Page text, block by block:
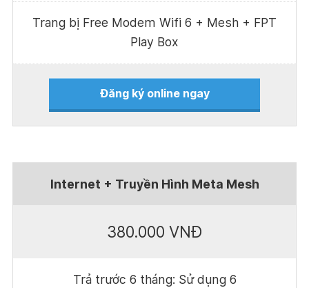
Trang bị Free Modem Wifi 6 + Mesh + FPT
Play Box
Đăng ký online ngay
Internet + Truyền Hình Meta Mesh
380.000 VNĐ
Trả trước 6 tháng: Sử dụng 6